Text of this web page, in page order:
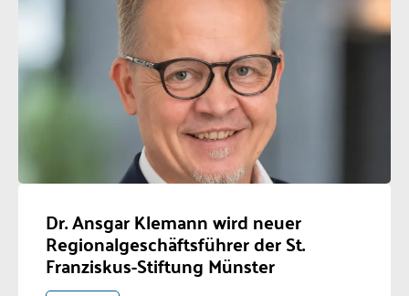
Dr. Ansgar Klemann wird neuer
Regionalgeschäftsführer der St.
Franziskus-Stiftung Münster